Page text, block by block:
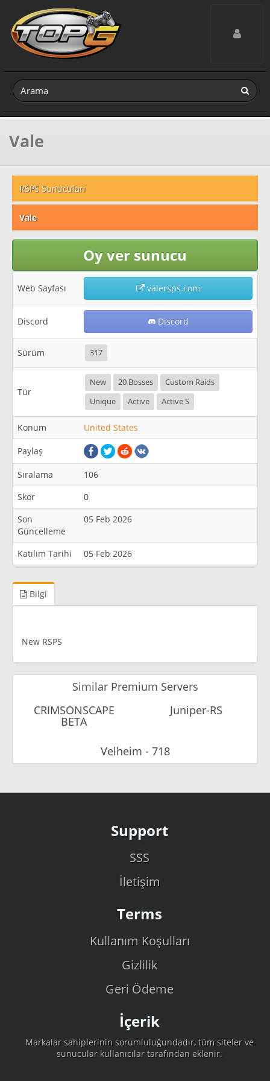
Toggle
Vale
RSPS Sunucuları
Vale
Oy ver sunucu
Web Sayfası valersps.com
Discord Discord
Sürüm 317
Tür
New 20 Bosses
Custom Raids
Unique
Active Active S
Konum United States
Paylaş
Sıralama
106
Skor
0
Son
Güncelleme
05 Feb 2026
Katılım Tarihi 05 Feb 2026
Bilgi
New RSPS
Similar Premium Servers
CRIMSONSCAPE
BETA
Juniper-RS
Velheim - 718
Support
SSS
İletişim
Terms
Kullanım Koşulları
Gizlilik
Geri Ödeme
İçerik
Markalar sahiplerinin sorumluluğundadır, tüm siteler ve
sunucular kullanıcılar tarafından eklenir.